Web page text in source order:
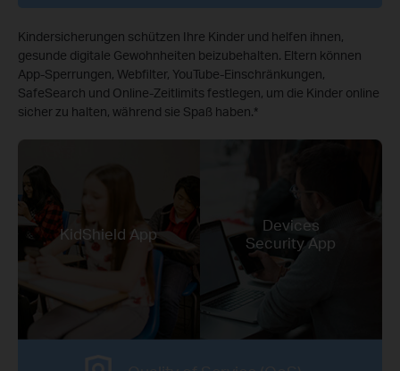
Kindersicherungen schützen Ihre Kinder und helfen ihnen,
gesunde digitale Gewohnheiten beizubehalten. Eltern können
App‑Sperrungen, Webfilter, YouTube‑Einschränkungen,
SafeSearch und Online‑Zeitlimits festlegen, um die Kinder online
sicher zu halten, während sie Spaß haben.*
KidShield App
Devices
Security App